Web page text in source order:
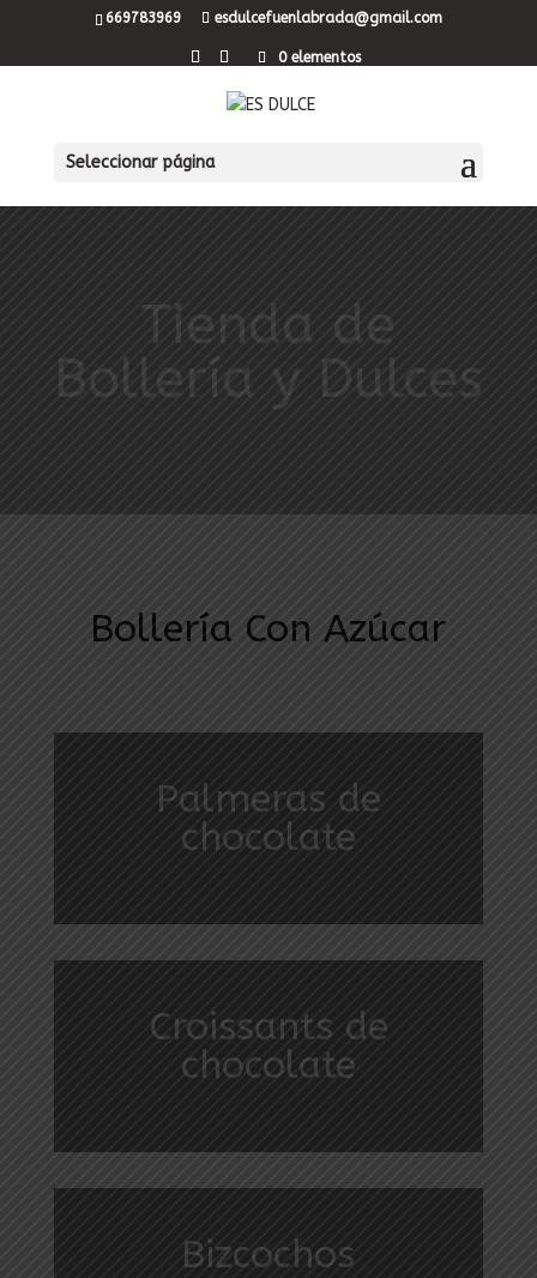
669783969 esdulcefuenlabrada@gmail.com
0 elementos
Seleccionar página
Tienda de
Bollería y Dulces
Bollería Con Azúcar
Palmeras de
chocolate
Croissants de
chocolate
Bizcochos